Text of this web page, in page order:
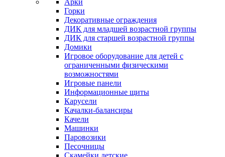
Арки
Горки
Декоративные ограждения
ДИК для младшей возрастной группы
ДИК для старшей возрастной группы
Домики
Игровое оборудование для детей с
ограниченными физическими
возможностями
Игровые панели
Информационные щиты
Карусели
Качалки-балансиры
Качели
Машинки
Паровозики
Песочницы